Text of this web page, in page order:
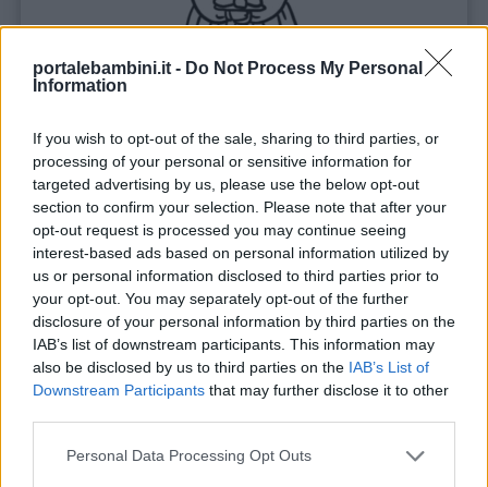
portalebambini.it - Do Not Process My Personal
Information
If you wish to opt-out of the sale, sharing to third parties, or
processing of your personal or sensitive information for
targeted advertising by us, please use the below opt-out
section to confirm your selection. Please note that after your
opt-out request is processed you may continue seeing
interest-based ads based on personal information utilized by
us or personal information disclosed to third parties prior to
your opt-out. You may separately opt-out of the further
disclosure of your personal information by third parties on the
IAB’s list of downstream participants. This information may
also be disclosed by us to third parties on the IAB’s List of
Downstream Participants that may further disclose it to other
Personal Data Processing Opt Outs
Stampa